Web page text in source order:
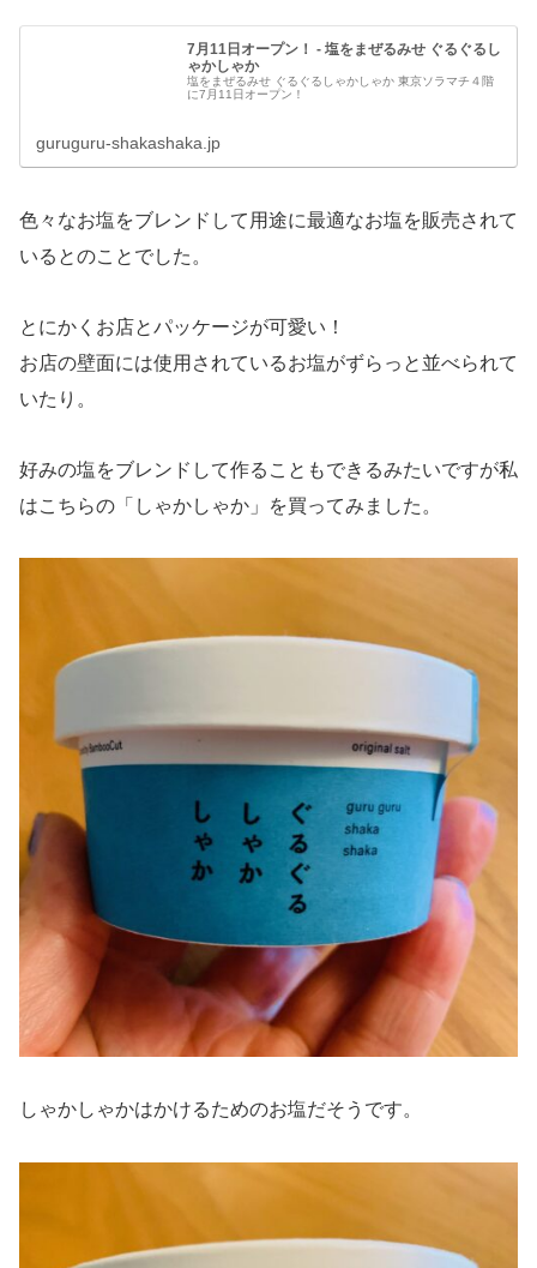
7月11日オープン！ - 塩をまぜるみせ ぐるぐるし
ゃかしゃか
塩をまぜるみせ ぐるぐるしゃかしゃか 東京ソラマチ４階
に7月11日オープン！
guruguru-shakashaka.jp
色々なお塩をブレンドして用途に最適なお塩を販売されて
いるとのことでした。
とにかくお店とパッケージが可愛い！
お店の壁面には使用されているお塩がずらっと並べられて
いたり。
好みの塩をブレンドして作ることもできるみたいですが私
はこちらの「しゃかしゃか」を買ってみました。
しゃかしゃかはかけるためのお塩だそうです。